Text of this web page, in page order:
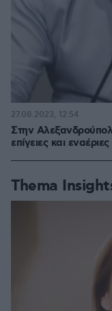
Στην
επίγειες και
27.08.2023, 12:54
Thema